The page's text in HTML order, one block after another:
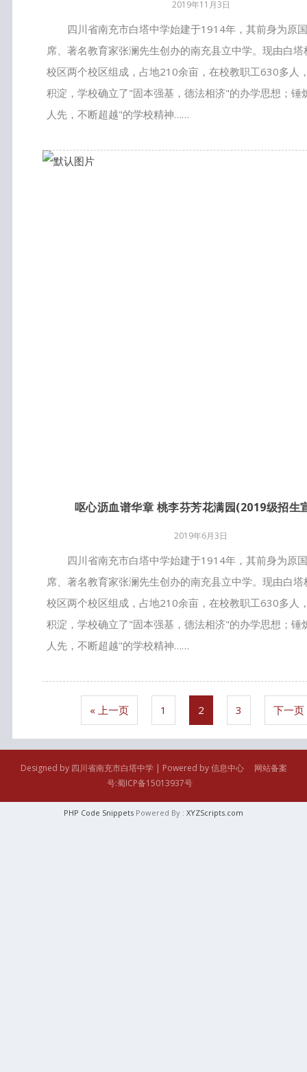
2019年11月3日
四川省南充市白塔中学始建于1914年，其前身为原
席、著名教育家张澜先生创办的南充县立中学。现由白
校区两个校区组成，占地210余亩，在校教职工630多人
积淀，学校确立了"固本强基，德法相济"的办学思想；锤
人先，不断超越"的学校精神……
呕心沥血谱华章 桃李芬芳花满园(2019级招生
2019年6月3日
四川省南充市白塔中学始建于1914年，其前身为原
席、著名教育家张澜先生创办的南充县立中学。现由白
校区两个校区组成，占地210余亩，在校教职工630多人
积淀，学校确立了"固本强基，德法相济"的办学思想；锤
人先，不断超越"的学校精神……
« 上一页 1 2 3 下一页
Designed by 四川省南充市白塔中学 | Powered by 信息中心 网站备案
号:蜀ICP备15013937号
PHP Code Snippets Powered By : XYZScripts.com